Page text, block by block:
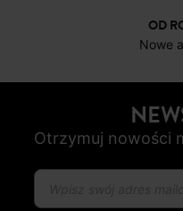
OD
Nowe
Otrzymuj nowości